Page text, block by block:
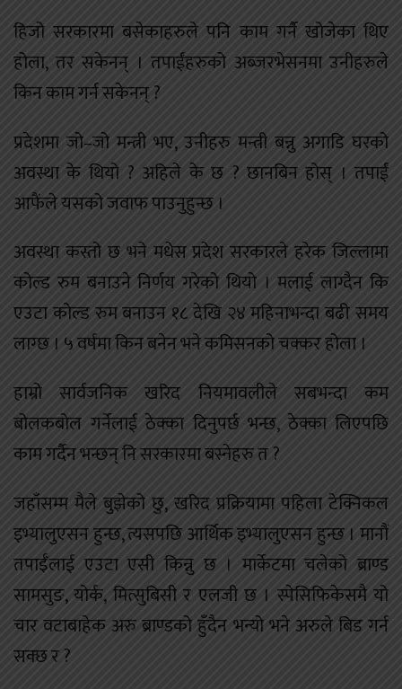
हिजो सरकारमा बसेकाहरुले पनि काम गर्नै खोजेका थिए
होला, तर सकेनन् । तपाईंहरुको अब्जरभेसनमा उनीहरुले
किन काम गर्न सकेनन् ?
प्रदेशमा जो–जो मन्त्री भए, उनीहरु मन्त्री बन्नु अगाडि घरको
अवस्था के थियो ? अहिले के छ ? छानबिन होस् । तपाईं
आफैंले यसको जवाफ पाउनुहुन्छ ।
अवस्था कस्तो छ भने मधेस प्रदेश सरकारले हरेक जिल्लामा
कोल्ड रुम बनाउने निर्णय गरेको थियो । मलाई लाग्दैन कि
एउटा कोल्ड रुम बनाउन १८ देखि २४ महिनाभन्दा बढी समय
लाग्छ । ५ वर्षमा किन बनेन भने कमिसनको चक्कर होला ।
हाम्रो सार्वजनिक खरिद नियमावलीले सबभन्दा कम
बोलकबोल गर्नेलाई ठेक्का दिनुपर्छ भन्छ, ठेक्का लिएपछि
काम गर्दैन भन्छन् नि सरकारमा बस्नेहरु त ?
जहाँसम्म मैले बुझेको छु, खरिद प्रक्रियामा पहिला टेक्निकल
इभ्यालुएसन हुन्छ, त्यसपछि आर्थिक इभ्यालुएसन हुन्छ । मानौं
तपाईँलाई एउटा एसी किन्नु छ । मार्केटमा चलेको ब्राण्ड
सामसुङ, योर्क, मित्सुबिसी र एलजी छ । स्पेसिफिकेसमै यो
चार वटाबाहेक अरु ब्राण्डको हुँदैन भन्यो भने अरुले बिड गर्न
सक्छ र ?